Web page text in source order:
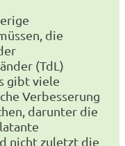
die
(TdL)
gibt viele
Verbesserung
darunter die
nicht zuletzt die